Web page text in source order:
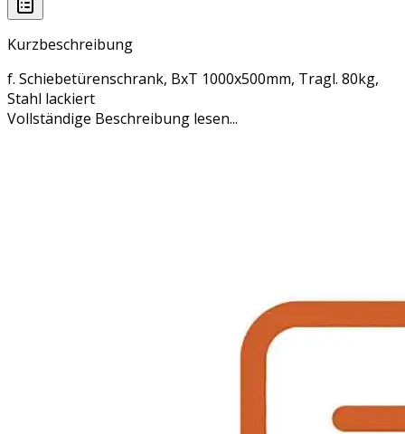
Kurzbeschreibung
f. Schiebetürenschrank, BxT 1000x500mm, Tragl. 80kg,
Stahl lackiert
Vollständige Beschreibung lesen...